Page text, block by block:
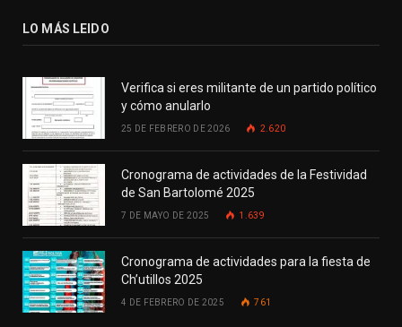
LO MÁS LEIDO
Verifica si eres militante de un partido político
y cómo anularlo
25 DE FEBRERO DE 2026 2.620
Cronograma de actividades de la Festividad
de San Bartolomé 2025
7 DE MAYO DE 2025 1.639
Cronograma de actividades para la fiesta de
Ch’utillos 2025
4 DE FEBRERO DE 2025 761